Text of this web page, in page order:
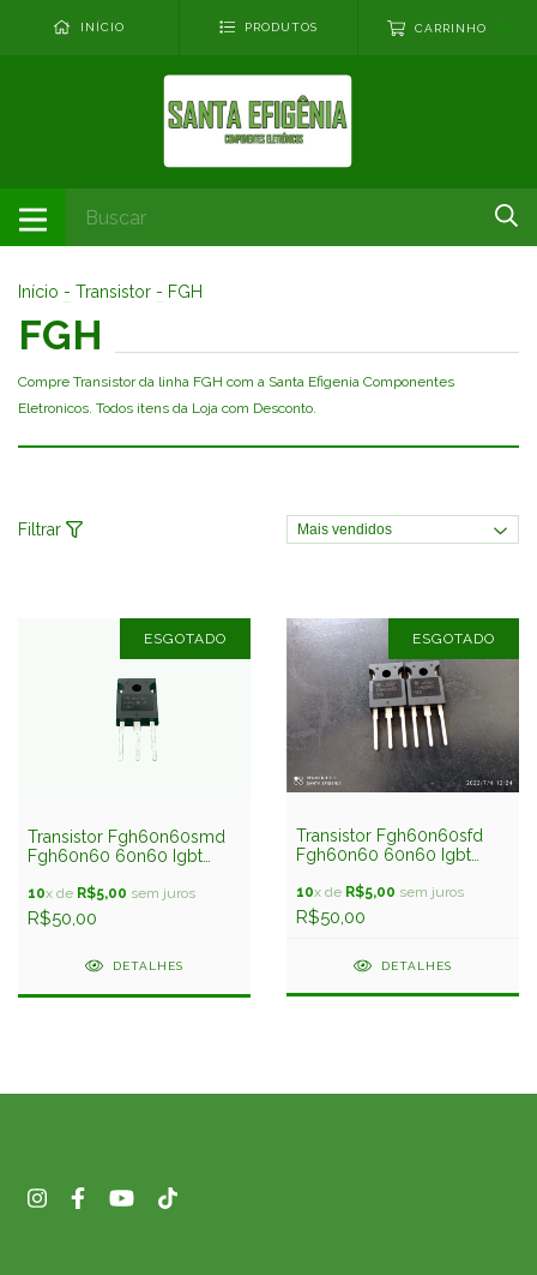
INÍCIO PRODUTOS CARRINHO
Início - Transistor - FGH
FGH
Compre Transistor da linha FGH com a Santa Efigenia Componentes
Eletronicos. Todos itens da Loja com Desconto.
Filtrar
ESGOTADO
Transistor Fgh60n60smd
Fgh60n60 60n60 Igbt
10x de R$5,00 sem juros
R$50,00
DETALHES
ESGOTADO
Transistor Fgh60n60sfd
Fgh60n60 60n60 Igbt
10x de R$5,00 sem juros
R$50,00
DETALHES